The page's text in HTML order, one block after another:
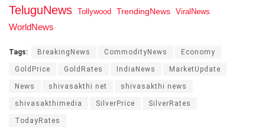
TeluguNews Tollywood TrendingNews ViralNews
WorldNews
Tags: BreakingNews CommodityNews Economy
GoldPrice GoldRates IndiaNews MarketUpdate
News shivasakthi net shivasakthi news
shivasakthimedia SilverPrice SilverRates
TodayRates